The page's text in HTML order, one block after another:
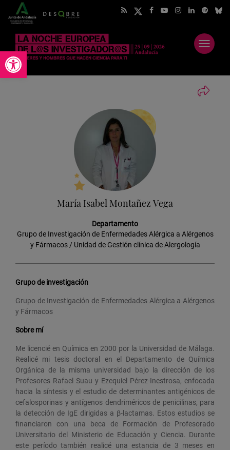
Abrir barra de herramientas
Abrir
menú
María Isabel Montañez Vega
Departamento
Grupo de Investigación de Enfermedades Alérgica a Alérgenos
y Fármacos / Unidad de Gestión clínica de Alergología
Grupo de investigación
Grupo de Investigación de Enfermedades Alérgica a Alérgenos
y Fármacos
Sobre mí
Me licencié en Química en 2000 por la Universidad de Málaga.
Realicé mi tesis doctoral en el Departamento de Química
Orgánica de la misma universidad bajo la dirección de los
Profesores Rafael Suau y Ezequiel Pérez-Inestrosa, enfocada
hacia la síntesis y el estudio de determinantes antigénicos de
cefalosporinas y antígenos dendriméricos de penicilinas, para
la detección de IgE dirigidas a β-lactamas. Estos estudios se
financiaron con una beca de Formación de Profesorado
Universitario del Ministerio de Educación y Ciencia. Durante
este período también realicé una estancia de 3 meses en